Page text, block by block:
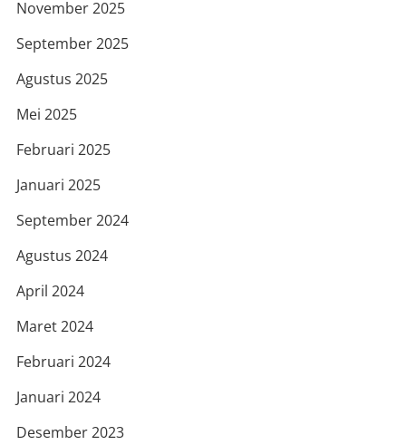
November 2025
September 2025
Agustus 2025
Mei 2025
Februari 2025
Januari 2025
September 2024
Agustus 2024
April 2024
Maret 2024
Februari 2024
Januari 2024
Desember 2023